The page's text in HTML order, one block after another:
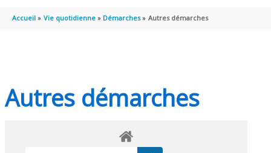
PRINCIPAL
Accueil Vie quotidienne Démarches Autres démarches
Autres démarches